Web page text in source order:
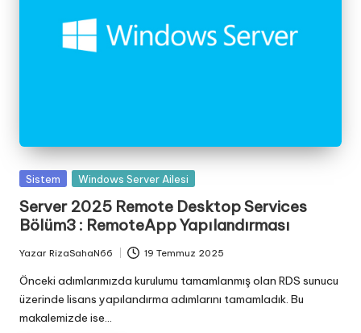
Posted
Sistem Windows Server Ailesi
Server 2025 Remote Desktop Services
Bölüm3 : RemoteApp Yapılandırması
Posted
by
Yazar RizaSahaN66 19 Temmuz 2025
Önceki adımlarımızda kurulumu tamamlanmış olan RDS sunucu
üzerinde lisans yapılandırma adımlarını tamamladık. Bu
makalemizde ise…